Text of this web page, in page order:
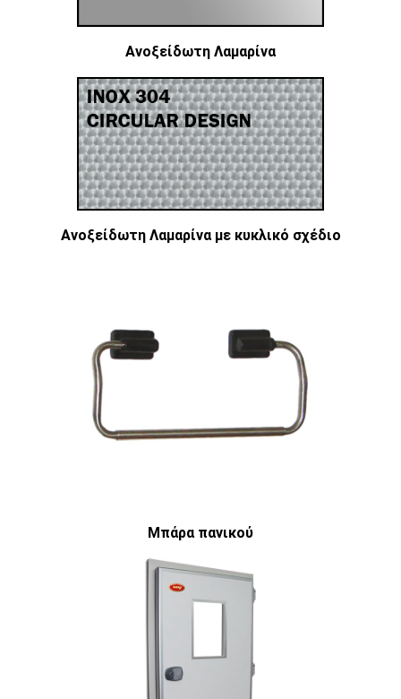
Ανοξείδωτη Λαμαρίνα
Ανοξείδωτη Λαμαρίνα με κυκλικό σχέδιο
Μπάρα πανικού